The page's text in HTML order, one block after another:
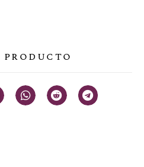
producto